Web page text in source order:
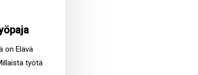
on Elävä
työtä